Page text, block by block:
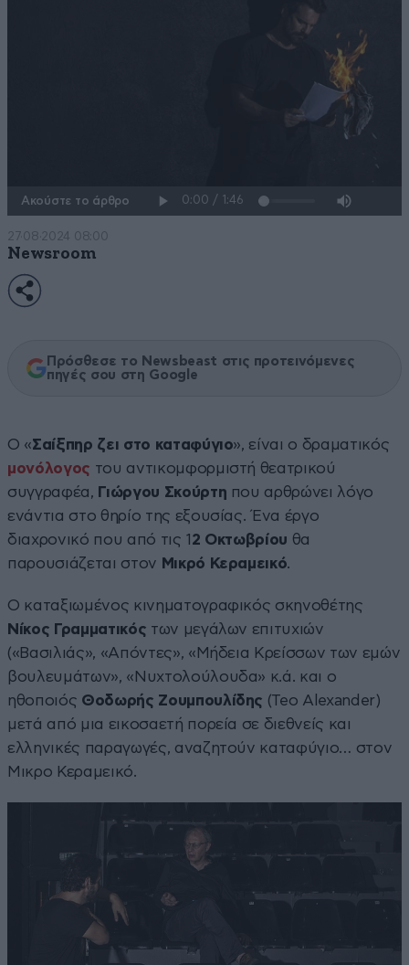
Ακούστε το άρθρο
27·08·2024 08:00
Newsroom
Πρόσθεσε το Newsbeast στις προτεινόμενες
πηγές σου στη Google
Ο «Σαίξπηρ ζει στο καταφύγιο», είναι ο δραματικός
μονόλογος του αντικομφορμιστή θεατρικού
συγγραφέα, Γιώργου Σκούρτη που αρθρώνει λόγο
ενάντια στο θηρίο της εξουσίας. Ένα έργο
διαχρονικό που από τις 1 2 Οκτωβρίου θα
παρουσιάζεται στον Μικρό Κεραμεικό.
Ο καταξιωμένος κινηματογραφικός σκηνοθέτης
Νίκος Γραμματικός των μεγάλων επιτυχιών
(«Βασιλιάς», «Απόντες», «Μήδεια Κρείσσων των εμών
βουλευμάτων», «Νυχτολούλουδα» κ.ά. και ο
ηθοποιός Θοδωρής Ζουμπουλίδης (Teo Alexander)
μετά από μια εικοσαετή πορεία σε διεθνείς και
ελληνικές παραγωγές, αναζητούν καταφύγιο… στον
Μικρο Κεραμεικό.